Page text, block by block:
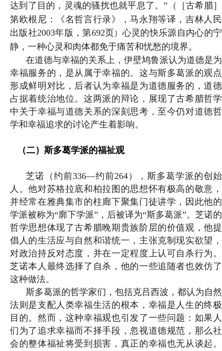
达到了目的，灵魂的骚扰也就平息了。”（
［古希腊］
第欧根尼：《名哲言行录》，马永翔等译，吉林人民
出版社2003年版，第692页）心灵的快乐源自内心的宁
静，一种心灵和肉体都免于痛苦和忧愁的境界。
在道德与幸福的关系上，伊壁鸠鲁派认为道德是为
幸福服务的，是从属于幸福的。这与斯多葛派的观点
形成鲜明对比，后者认为幸福是为道德服务的，道德
占据着统治地位。这两派的辩论，展现了古希腊哲学
中关于幸福与道德关系的深刻思考，至今仍对道德哲
学和幸福追求的讨论产生着影响。
（二）斯多葛学派的福祉观
芝诺（约前336—约前264），斯多葛学派的创始
人。他对苏格拉底和柏拉图的思想怀有极高的敬意，
并经常在雅典集市的柱廊下聚集门徒讲学，因此他的
学派被称为“廓下学派”，后被译为“斯多葛派”。芝诺的
哲学思想体现了古希腊晚期贵族阶层的价值观，他提
倡人的生活应与自然和谐统一，主张克制现实欲望，
对政治持反对态度，并在一定程度上认可自杀行为。
芝诺本人最终选择了自 杀，他的一些追随者也效仿了
这种做法。
斯多葛派的哲学家们，包括克吕西波，都认为自然
法则是支配人类幸福生活的根本，幸福是人生的终极
目的。然而，这种幸福观也引发了一些问题：如果人
们为了追求幸福而不择手段，忽视道德规范，那么社
会的整体福祉将受到损害，真正的幸福也无从谈起。